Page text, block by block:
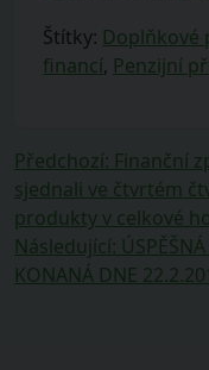
Štítky: Doplňkové
financí, Penzijní
Navigace
pro
příspěvek
Předchozí: Předchozí
příspěvek:
Finanční
sjednali ve čtvrtém
produkty v celkové
Následující:
KONANÁ DNE